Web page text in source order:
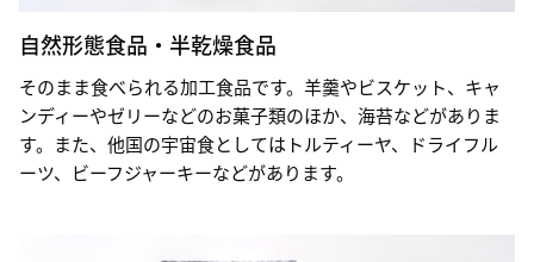
自然形態食品・半乾燥食品
そのまま食べられる加工食品です。羊羹やビスケット、キャ
ンディーやゼリーなどのお菓子類のほか、海苔などがありま
す。また、他国の宇宙食としてはトルティーヤ、ドライフル
ーツ、ビーフジャーキーなどがあります。